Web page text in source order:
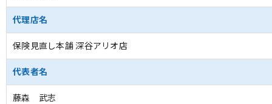
代理店名
保険見直し本舗 深谷アリオ店
代表者名
藤森 武志